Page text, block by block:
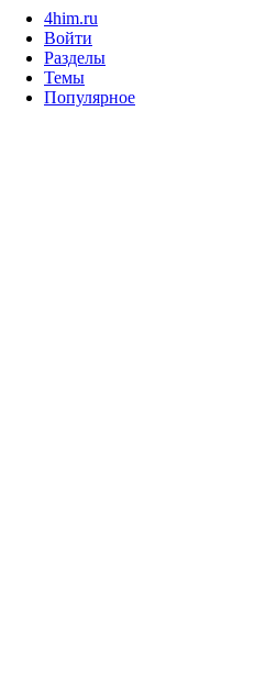
4him.ru
Войти
Разделы
Темы
Популярное